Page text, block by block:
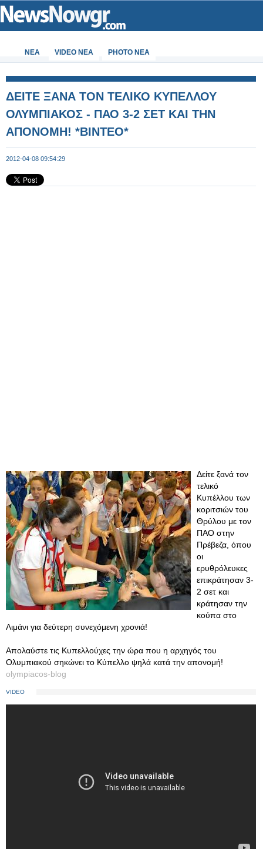
ΝΕΑ VIDEO NEA PHOTO NEA
ΔΕΙΤΕ ΞΑΝΑ ΤΟΝ ΤΕΛΙΚΟ ΚΥΠΕΛΛΟΥ
ΟΛΥΜΠΙΑΚΟΣ - ΠΑΟ 3-2 ΣΕΤ ΚΑΙ ΤΗΝ
ΑΠΟΝΟΜΗ! *ΒΙΝΤΕΟ*
2012-04-08 09:54:29
Δείτε ξανά τον
τελικό
Κυπέλλου των
κοριτσιών του
Θρύλου με τον
ΠΑΟ στην
Πρέβεζα, όπου
οι
ερυθρόλευκες
επικράτησαν 3-
2 σετ και
κράτησαν την
κούπα στο
Λιμάνι για δεύτερη συνεχόμενη χρονιά!
Απολαύστε τις Κυπελλούχες την ώρα που η αρχηγός του
Ολυμπιακού σηκώνει το Κύπελλο ψηλά κατά την απονομή!
olympiacos-blog
VIDEO